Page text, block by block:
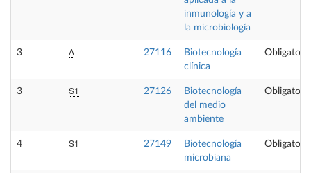
inmunología y a
la microbiología
3 A 27116
Biotecnología
clínica
Obligatoria
3 S1 27126
Biotecnología
del medio
ambiente
Obligatoria
4 S1 27149
Biotecnología
microbiana
Obligatoria